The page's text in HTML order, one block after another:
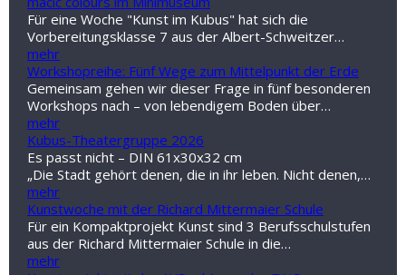
Für eine Woche "Kunst im Kubus" hat sich die
Vorbereitungsklasse 7 aus der Albert-Schweitzer…
mehr
Workshopreihe: Fünf Wege zum Mittelpunkt der Erde
Gemeinsam gehen wir dieser Frage in fünf besonderen
Workshops nach – von lebendigem Boden über…
mehr
Kubus-Theatergruppe 2026
Es passt nicht – DIN 61x30x32 cm
„Die Stadt gehört denen, die in ihr leben. Nicht denen,…
mehr
Kunstwoche mit der Richard Mittermaier Schule
Für ein Kompaktprojekt Kunst sind 3 Berufsschulstufen
aus der Richard Mittermaier Schule in die…
mehr